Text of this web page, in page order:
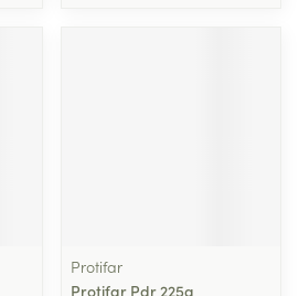
Protifar
Protifar Pdr 225g